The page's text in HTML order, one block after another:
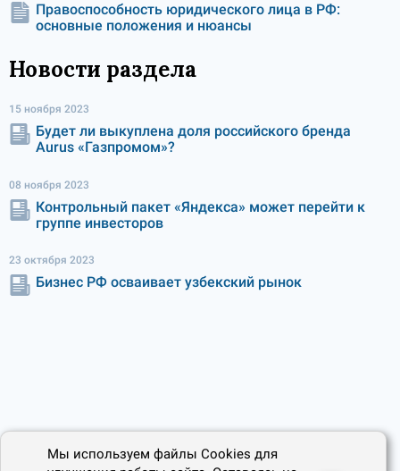
Правоспособность юридического лица в РФ:
основные положения и нюансы
Новости раздела
15 ноября 2023
Будет ли выкуплена доля российского бренда
Aurus «Газпромом»?
08 ноября 2023
Контрольный пакет «Яндекса» может перейти к
группе инвесторов
23 октября 2023
Бизнес РФ осваивает узбекский рынок
Мы используем файлы Cookies для